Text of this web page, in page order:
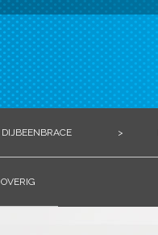
DIJBEENBRACE >
OVERIG